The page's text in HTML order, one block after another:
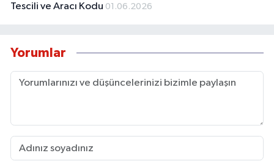
Tescili ve Aracı Kodu 01.06.2026
Yorumlar